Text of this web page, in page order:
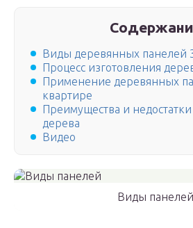
Виды деревянных панелей
Процесс изготовления
Применение деревянных
квартире
Преимущества и
дерева
Видео
Виды панелей